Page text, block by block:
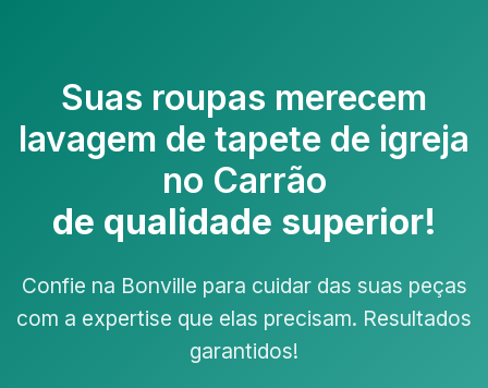
Suas roupas merecem
lavagem de tapete de igreja
no Carrão
de qualidade superior!
Confie na Bonville para cuidar das suas peças
com a expertise que elas precisam. Resultados
garantidos!